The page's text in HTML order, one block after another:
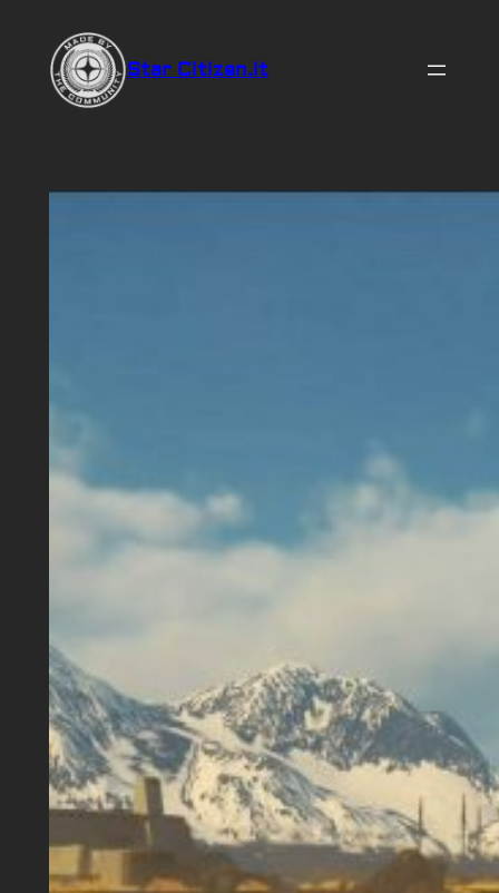
contenuto
Star Citizen.it